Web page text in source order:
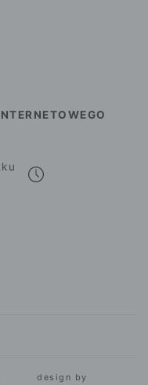
design by